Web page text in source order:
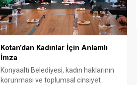
Kotan’dan Kadınlar İçin Anlamlı
İmza
Konyaaltı Belediyesi, kadın haklarının
korunması ve toplumsal cinsiyet